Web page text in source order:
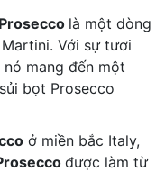
là một dòng
Với sự tươi
mang đến một
bọt Prosecco
ở miền bắc Italy,
được làm từ